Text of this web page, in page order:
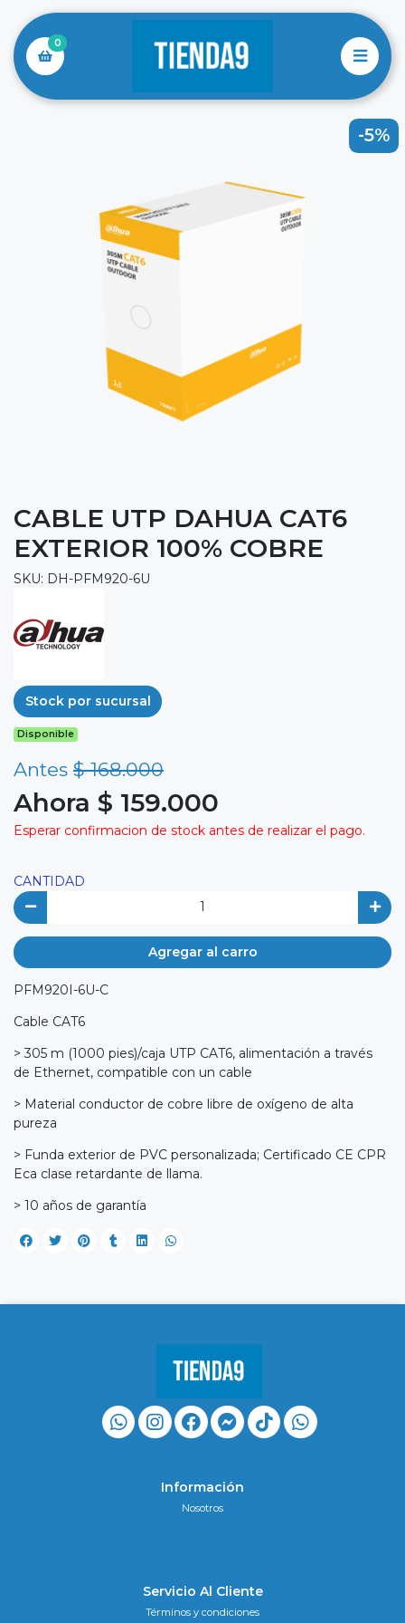
0
-5%
CABLE UTP DAHUA CAT6
EXTERIOR 100% COBRE
SKU: DH-PFM920-6U
Stock por sucursal
Disponible
Antes $ 168.000
Ahora $ 159.000
Esperar confirmacion de stock antes de realizar el pago.
CANTIDAD
Agregar al carro
PFM920I-6U-C
Cable CAT6
> 305 m (1000 pies)/caja UTP CAT6, alimentación a través
de Ethernet, compatible con un cable
> Material conductor de cobre libre de oxígeno de alta
pureza
> Funda exterior de PVC personalizada; Certificado CE CPR
Eca clase retardante de llama.
> 10 años de garantía
Información
Nosotros
Servicio Al Cliente
Términos y condiciones